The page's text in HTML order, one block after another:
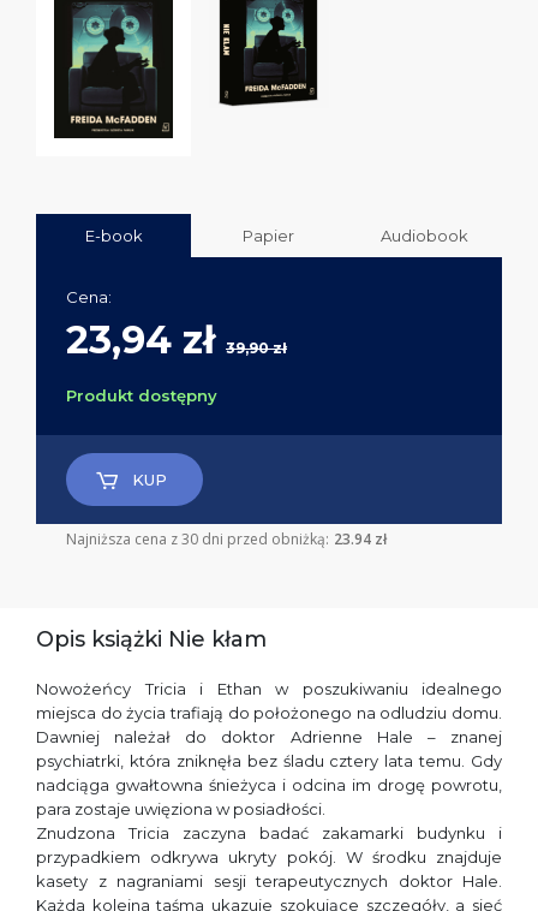
E-book Papier Audiobook
Cena:
23,94 zł 39,90 zł
Produkt dostępny
KUP
Najniższa cena z 30 dni przed obniżką: 23.94 zł
Opis książki Nie kłam
Nowożeńcy Tricia i Ethan w poszukiwaniu idealnego
miejsca do życia trafiają do położonego na odludziu domu.
Dawniej należał do doktor Adrienne Hale – znanej
psychiatrki, która zniknęła bez śladu cztery lata temu. Gdy
nadciąga gwałtowna śnieżyca i odcina im drogę powrotu,
para zostaje uwięziona w posiadłości.
Znudzona Tricia zaczyna badać zakamarki budynku i
przypadkiem odkrywa ukryty pokój. W środku znajduje
kasety z nagraniami sesji terapeutycznych doktor Hale.
Każda kolejna taśma ukazuje szokujące szczegóły, a sieć